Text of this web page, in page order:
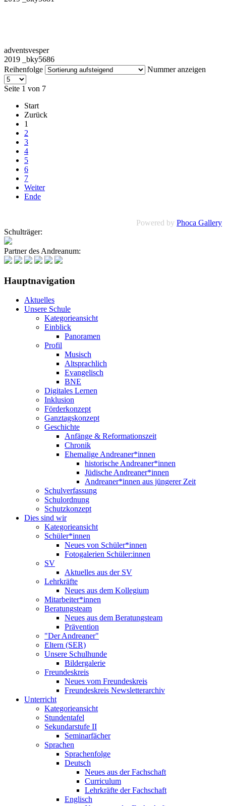
adventsvesper
2019 _bky5686
Reihenfolge
Nummer anzeigen
Seite 1 von 7
Start
Zurück
1
2
3
4
5
6
7
Weiter
Ende
Powered by Phoca Gallery
Schulträger:
Partner des Andreanum:
Hauptnavigation
Aktuelles
Unsere Schule
Kategorieansicht
Einblick
Panoramen
Profil
Musisch
Altsprachlich
Evangelisch
BNE
Digitales Lernen
Inklusion
Förderkonzept
Ganztagskonzept
Geschichte
Anfänge & Reformationszeit
Chronik
Ehemalige Andreaner*innen
historische Andreaner*innen
Jüdische Andreaner*innen
Andreaner*innen aus jüngerer Zeit
Schulverfassung
Schulordnung
Schutzkonzept
Dies sind wir
Kategorieansicht
Schüler*innen
Neues von Schüler*innen
Fotogalerien Schüler:innen
SV
Aktuelles aus der SV
Lehrkräfte
Neues aus dem Kollegium
Mitarbeiter*innen
Beratungsteam
Neues aus dem Beratungsteam
Prävention
"Der Andreaner"
Eltern (SER)
Unsere Schulhunde
Bildergalerie
Freundeskreis
Neues vom Freundeskreis
Freundeskreis Newsletterarchiv
Unterricht
Kategorieansicht
Stundentafel
Sekundarstufe II
Seminarfächer
Sprachen
Sprachenfolge
Deutsch
Neues aus der Fachschaft
Curriculum
Lehrkräfte der Fachschaft
Englisch